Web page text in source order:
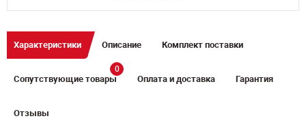
Характеристики Описание Комплект поставки
Сопутствующие товары
0
Оплата и доставка Гарантия
Отзывы